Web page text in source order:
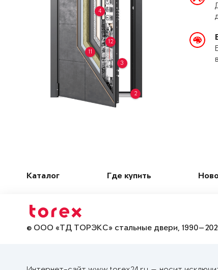
2
3
4
11
12
Каталог Где купить
© ООО «ТД ТОРЭКС» стальные двери,